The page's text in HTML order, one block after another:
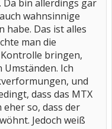
Da bin allerdings gar
wahnsinnige
habe. Das ist alles
man die
bringen,
Ich
und
dass das MTX
eher so, dass der
Jedoch weiß